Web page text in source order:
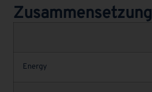
Zusammensetzung
Energy